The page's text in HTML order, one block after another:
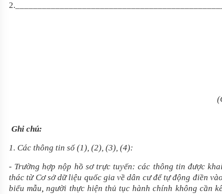
Ghi chú:
1. Các thông tin số (1), (2), (3), (4):
- Trường hợp nộp hồ sơ trực tuyến: các thông tin được
thác từ Cơ sở dữ liệu quốc gia về dân cư để tự động điền
biểu mẫu,người thực hiện thủ tục hành chính không cần